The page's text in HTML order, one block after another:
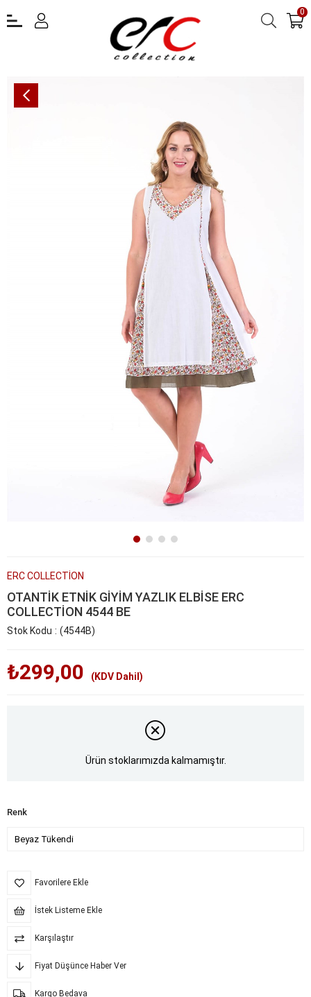
0
OTANTİK ETNİK GİYİM YAZLIK ELBİSE ERC COLLECTİON 4544 BE
ERC COLLECTİON
OTANTİK ETNİK GİYİM YAZLIK ELBİSE ERC
COLLECTİON 4544 BE
Stok Kodu (4544B)
₺299,00 (KDV Dahil)
Ürün stoklarımızda kalmamıştır.
Renk
Favorilere Ekle
İstek Listeme Ekle
Karşılaştır
Fiyat Düşünce Haber Ver
Kargo Bedava